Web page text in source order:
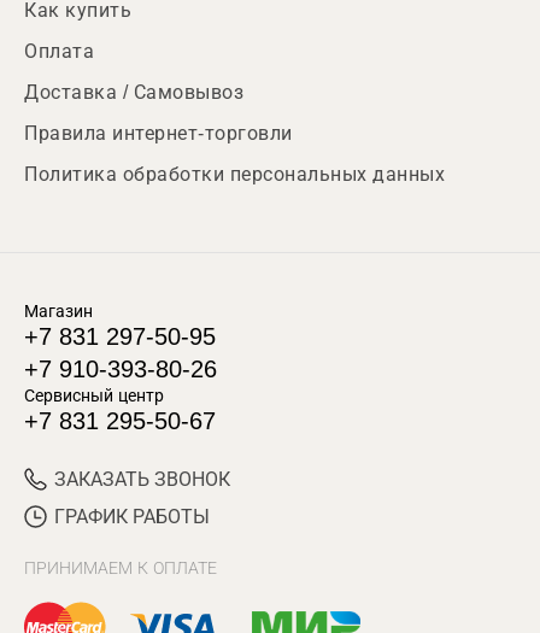
Как купить
Оплата
Доставка / Самовывоз
Правила интернет-торговли
Политика обработки персональных данных
Магазин
+7 831 297-50-95
+7 910-393-80-26
Сервисный центр
+7 831 295-50-67
ЗАКАЗАТЬ ЗВОНОК
ГРАФИК РАБОТЫ
ПРИНИМАЕМ К ОПЛАТЕ